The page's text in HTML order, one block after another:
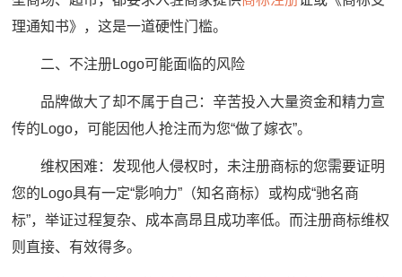
理通知书》，这是一道硬性门槛。
二、不注册Logo可能面临的风险
品牌做大了却不属于自己：辛苦投入大量资金和精力宣
传的Logo，可能因他人抢注而为您“做了嫁衣”。
维权困难：发现他人侵权时，未注册商标的您需要证明
您的Logo具有一定“影响力”（知名商标）或构成“驰名商
标”，举证过程复杂、成本高昂且成功率低。而注册商标维权
则直接、有效得多。